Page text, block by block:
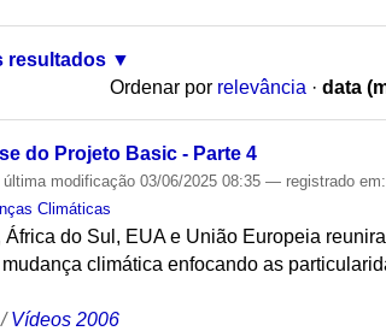
resultados
Ordenar por relevância · data
do Projeto Basic - Parte 4
última modificação 03/06/2025 08:35— registrado em:
Climáticas
do Sul, EUA e União Europeia
climática enfocando as
/Vídeos 2006